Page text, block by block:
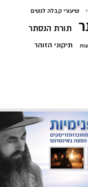
שיעורי קבלה לנשים
תורת הנסתר
תיקוני הזוהר